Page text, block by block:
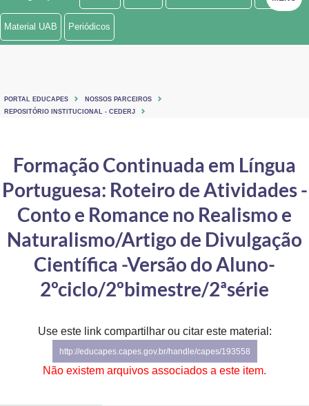
Ministério de Minas e Energia
Ministério do Turismo
Controladoria-Geral da União
Ministério da Mulher, da Família e dos Direitos Humanos
Secretaria-Geral
Secretaria de Governo
Gabinete de Segurança Institucional
Banco Central do Brasil
Material UAB Periódicos
PORTAL EDUCAPES
NOSSOS PARCEIROS
REPOSITÓRIO INSTITUCIONAL - CEDERJ
Formação Continuada em Língua
Portuguesa: Roteiro de Atividades -
Conto e Romance no Realismo e
Naturalismo/Artigo de Divulgação
Científica -Versão do Aluno-
2ºciclo/2ºbimestre/2ªsérie
Use este link compartilhar ou citar este material:
http://educapes.capes.gov.br/handle/capes/193558
Não existem arquivos associados a este item.